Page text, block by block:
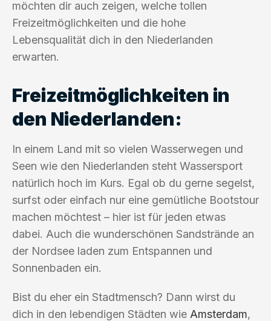
möchten dir auch zeigen, welche tollen
Freizeitmöglichkeiten und die hohe
Lebensqualität dich in den Niederlanden
erwarten.
Freizeitmöglichkeiten in
den Niederlanden:
In einem Land mit so vielen Wasserwegen und
Seen wie den Niederlanden steht Wassersport
natürlich hoch im Kurs. Egal ob du gerne segelst,
surfst oder einfach nur eine gemütliche Bootstour
machen möchtest – hier ist für jeden etwas
dabei. Auch die wunderschönen Sandstrände an
der Nordsee laden zum Entspannen und
Sonnenbaden ein.
Bist du eher ein Stadtmensch? Dann wirst du
dich in den lebendigen Städten wie Amsterdam,